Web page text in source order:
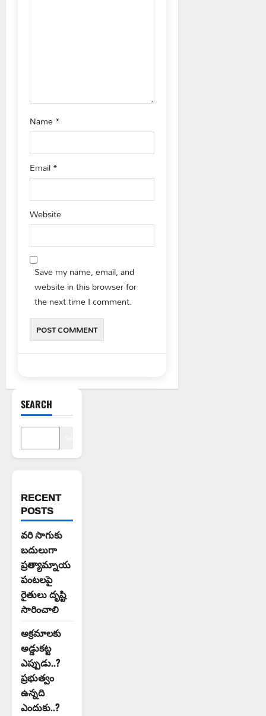
Name*
Email*
Website
Save my name, email, and
website in this browser for
the next time I comment.
SEARCH
RECENT
POSTS
వరి సాగుకు
బదులుగా
ప్రత్యామ్నాయ
పంటలపై
రైతులు దృష్టి
సారించాలి
అక్రమాలకు
అడ్డుకట్ట
ఎప్పుడు..?
ప్రభుత్వం
ఉన్నది
ఎందుకు..?